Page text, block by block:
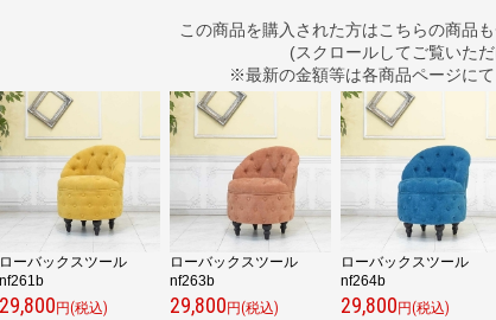
この商品を購入された方はこちらの商品
(スクロールしてご覧いた
※最新の金額等は各商品ページに
ローバックスツール
nf261b
29,800 円(税込)
ローバックスツール
nf263b
29,800 円(税込)
ローバックスツール
nf264b
29,800 円(税込)